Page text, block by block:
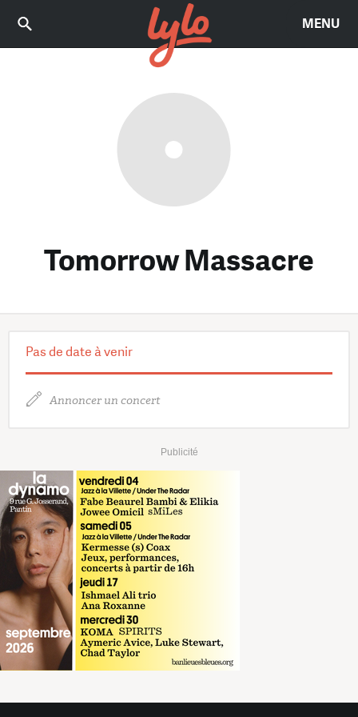
MENU
Tomorrow Massacre
Pas de date à venir
Annoncer un concert
Publicité